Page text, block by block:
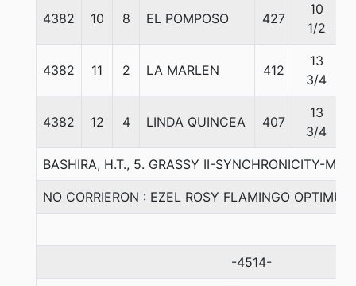
4382 10 8 EL POMPOSO 427
10
1/2
4382 11 2 LA MARLEN 412
13
3/4
4382 12 4 LINDA QUINCEA 407
13
3/4
BASHIRA, H.T., 5. GRASSY II-SYNCHRONICITY-
NO CORRIERON : EZEL ROSY FLAMINGO OPTIMUS
-4514-